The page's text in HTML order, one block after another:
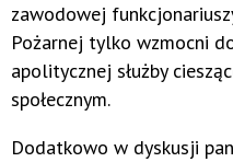
zawodowej
Pożarnej tylko wzmocni
apolitycznej służby
społecznym.
Dodatkowo w dyskusji